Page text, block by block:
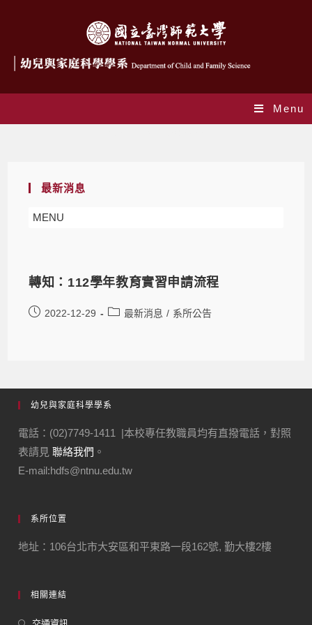
Menu
最新消息
MENU
轉知：112學年教育實習申請流程
2022-12-29 最新消息 / 系所公告
幼兒與家庭科學學系
電話：(02)7749-1411 |本校專任教職員均有直撥電話，對照
表請見聯絡我們 。
E-mail:hdfs@ntnu.edu.tw
系所位置
地址：106台北市大安區和平東路一段162號, 勤大樓2樓
相關連結